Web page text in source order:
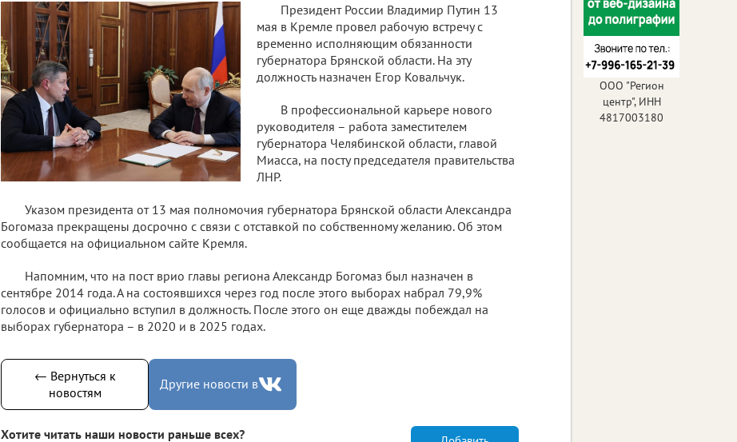
Президент России Владимир Путин 13
мая в Кремле провел рабочую встречу с
временно исполняющим обязанности
губернатора Брянской области. На эту
должность назначен Егор Ковальчук.
В профессиональной карьере нового
руководителя – работа заместителем
губернатора Челябинской области, главой
Миасса, на посту председателя правительства
ЛНР.
Указом президента от 13 мая полномочия губернатора Брянской области Александра
Богомаза прекращены досрочно с связи с отставкой по собственному желанию. Об этом
сообщается на официальном сайте Кремля.
Напомним, что на пост врио главы региона Александр Богомаз был назначен в
сентябре 2014 года. А на состоявшихся через год после этого выборах набрал 79,9%
голосов и официально вступил в должность. После этого он еще дважды побеждал на
выборах губернатора – в 2020 и в 2025 годах.
← Вернуться к
новостям
Другие новости в
Хотите читать наши новости раньше всех?
ООО "Регион
центр", ИНН
4817003180